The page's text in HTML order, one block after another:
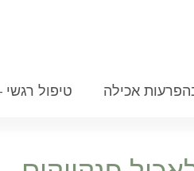
אכילה טיפול רגשי